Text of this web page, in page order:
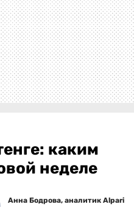
каким
неделе
Анна Бодрова, аналитик Alpari